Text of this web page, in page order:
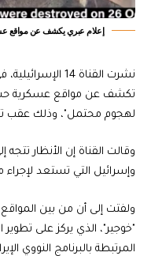
إعلام عبري يكشف عن مواقع
نشرت القناة 14
تكشف عن مواقع عسكرية
لهجوم محتمل"، وذلك عقب
وقالت القناة إن الأنظار تتجه
وإسرائيل التي تستعد
ولفتت إلى أن من بين
"خوجير"، الذي يركز على تطوير
المرتبطة بالبرنامج النووي